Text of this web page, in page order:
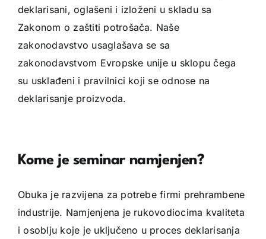
deklarisani, oglašeni i izloženi u skladu sa
Zakonom o zaštiti potrošača. Naše
zakonodavstvo usaglašava se sa
zakonodavstvom Evropske unije u sklopu čega
su usklađeni i pravilnici koji se odnose na
deklarisanje proizvoda.
Kome je seminar namjenjen?
Obuka je razvijena za potrebe firmi prehrambene
industrije. Namjenjena je rukovodiocima kvaliteta
i osoblju koje je uključeno u proces deklarisanja